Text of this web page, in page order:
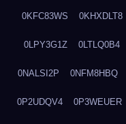
0KFC83WS 0KHXDLT8
0LPY3G1Z 0LTLQ0B4
0NALSI2P 0NFM8HBQ
0P2UDQV4 0P3WEUER